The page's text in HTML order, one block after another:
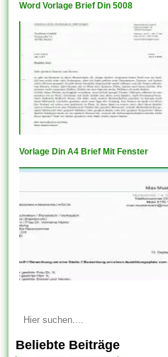
Word Vorlage Brief Din 5008
Vorlage Din A4 Brief Mit Fenster
Beliebte Beiträge